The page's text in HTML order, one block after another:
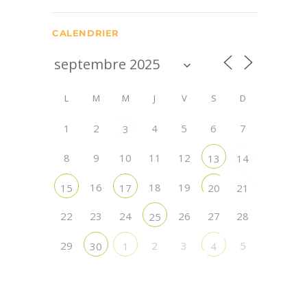
CALENDRIER
L M M J V S D
1 2 3 4 5 6 7
8 9 10 11 12 13 14
15 16 17 18 19 20 21
22 23 24 25 26 27 28
29 30 1 2 3 4 5